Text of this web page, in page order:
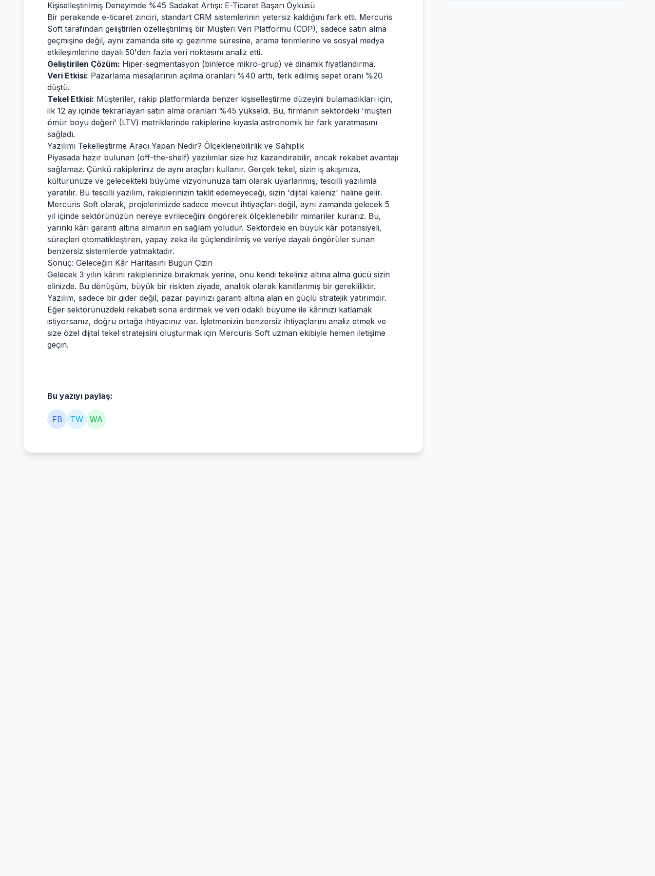
Kişiselleştirilmiş Deneyimde %45 Sadakat Artışı: E-Ticaret Başarı Öyküsü
Bir perakende e-ticaret zinciri, standart CRM sistemlerinin yetersiz kaldığını fark etti. Mercuris
Soft tarafından geliştirilen özelleştirilmiş bir Müşteri Veri Platformu (CDP), sadece satın alma
geçmişine değil, aynı zamanda site içi gezinme süresine, arama terimlerine ve sosyal medya
etkileşimlerine dayalı 50'den fazla veri noktasını analiz etti.
Geliştirilen Çözüm: Hiper-segmentasyon (binlerce mikro-grup) ve dinamik fiyatlandırma.
Veri Etkisi: Pazarlama mesajlarının açılma oranları %40 arttı, terk edilmiş sepet oranı %20
düştü.
Tekel Etkisi: Müşteriler, rakip platformlarda benzer kişiselleştirme düzeyini bulamadıkları için,
ilk 12 ay içinde tekrarlayan satın alma oranları %45 yükseldi. Bu, firmanın sektördeki 'müşteri
ömür boyu değeri' (LTV) metriklerinde rakiplerine kıyasla astronomik bir fark yaratmasını
sağladı.
Yazılımı Tekelleştirme Aracı Yapan Nedir? Ölçeklenebilirlik ve Sahiplik
Piyasada hazır bulunan (off-the-shelf) yazılımlar size hız kazandırabilir, ancak rekabet avantajı
sağlamaz. Çünkü rakipleriniz de aynı araçları kullanır. Gerçek tekel, sizin iş akışınıza,
kültürünüze ve gelecekteki büyüme vizyonunuza tam olarak uyarlanmış, tescilli yazılımla
yaratılır. Bu tescilli yazılım, rakiplerinizin taklit edemeyeceği, sizin 'dijital kaleniz' haline gelir.
Mercuris Soft olarak, projelerimizde sadece mevcut ihtiyaçları değil, aynı zamanda gelecek 5
yıl içinde sektörünüzün nereye evrileceğini öngörerek ölçeklenebilir mimariler kurarız. Bu,
yarınki kârı garanti altına almanın en sağlam yoludur. Sektördeki en büyük kâr potansiyeli,
süreçleri otomatikleştiren, yapay zeka ile güçlendirilmiş ve veriye dayalı öngörüler sunan
benzersiz sistemlerde yatmaktadır.
Sonuç: Geleceğin Kâr Haritasını Bugün Çizin
Gelecek 3 yılın kârını rakiplerinize bırakmak yerine, onu kendi tekeliniz altına alma gücü sizin
elinizde. Bu dönüşüm, büyük bir riskten ziyade, analitik olarak kanıtlanmış bir gerekliliktir.
Yazılım, sadece bir gider değil, pazar payınızı garanti altına alan en güçlü stratejik yatırımdır.
Eğer sektörünüzdeki rekabeti sona erdirmek ve veri odaklı büyüme ile kârınızı katlamak
istiyorsanız, doğru ortağa ihtiyacınız var. İşletmenizin benzersiz ihtiyaçlarını analiz etmek ve
size özel dijital tekel stratejisini oluşturmak için Mercuris Soft uzman ekibiyle hemen iletişime
geçin.
Bu yazıyı paylaş:
FB TW WA